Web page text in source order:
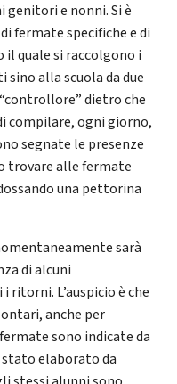
e nonni. Si è
fermate specifiche e di
il quale si raccolgono i
alla scuola da due
dietro che
compilare, ogni giorno,
segnate le presenze
trovare alle fermate
una pettorina
sarà
di alcuni
L’auspicio è che
anche per
sono indicate da
elaborato da